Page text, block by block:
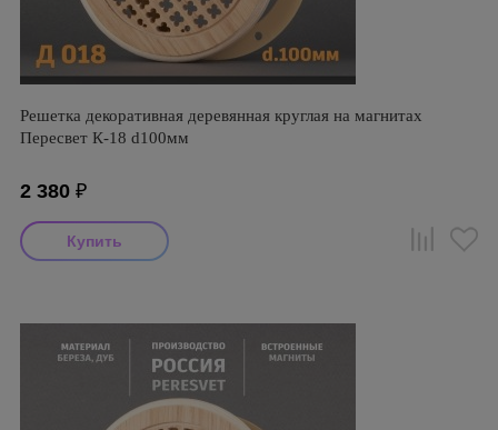
Решетка декоративная деревянная круглая на магнитах
Пересвет К-18 d100мм
2 380 ₽